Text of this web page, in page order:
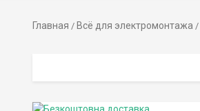
Главная / Всё для электромонтажа /